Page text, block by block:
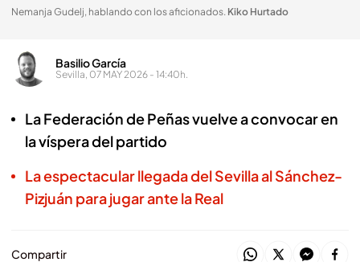
Nemanja Gudelj, hablando con los aficionados. Kiko Hurtado
Basilio García
Sevilla, 07 MAY 2026 - 14:40h.
La Federación de Peñas vuelve a convocar en
la víspera del partido
La espectacular llegada del Sevilla al Sánchez-
Pizjuán para jugar ante la Real
Compartir